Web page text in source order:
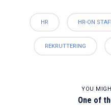
HR HR-ON
REKRUTTERING
YOU
One of